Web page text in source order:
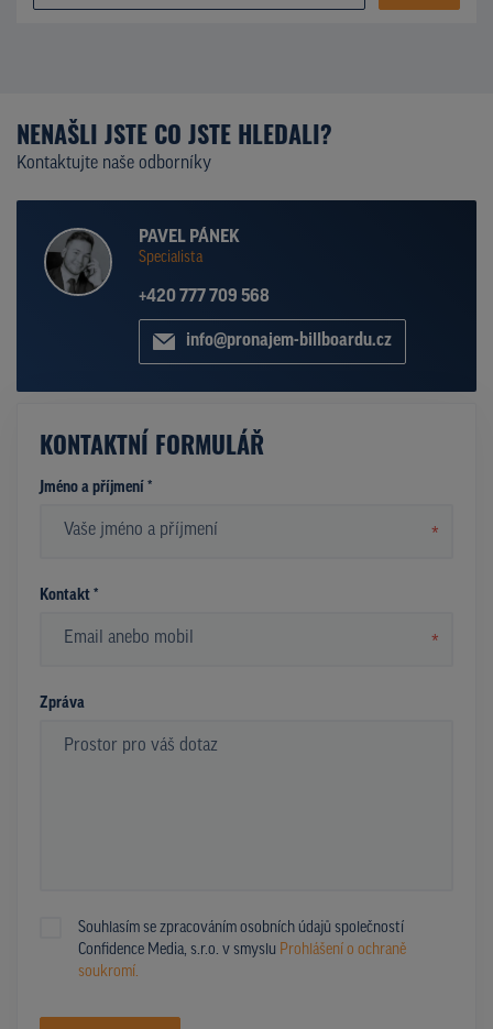
NENAŠLI JSTE CO JSTE HLEDALI?
Kontaktujte naše odborníky
PAVEL PÁNEK
Specialista
+420 777 709 568
info@pronajem-billboardu.cz
KONTAKTNÍ FORMULÁŘ
Jméno a příjmení *
*
Kontakt *
*
Zpráva
Souhlasím se zpracováním osobních údajů společností
Confidence Media, s.r.o. v smyslu Prohlášení o ochraně
soukromí.